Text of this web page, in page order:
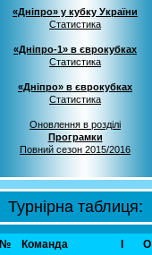
«Дніпро» у кубку України
Статистика
«Дніпро-1» в єврокубках
Статистика
«Дніпро» в єврокубках
Статистика
Оновлення в розділі
Програмки
Повний сезон 2015/2016
Турнірна таблиця:
№ Команда
О